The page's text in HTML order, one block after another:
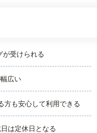
受けられる
広い
方も安心して利用できる
は定休日となる